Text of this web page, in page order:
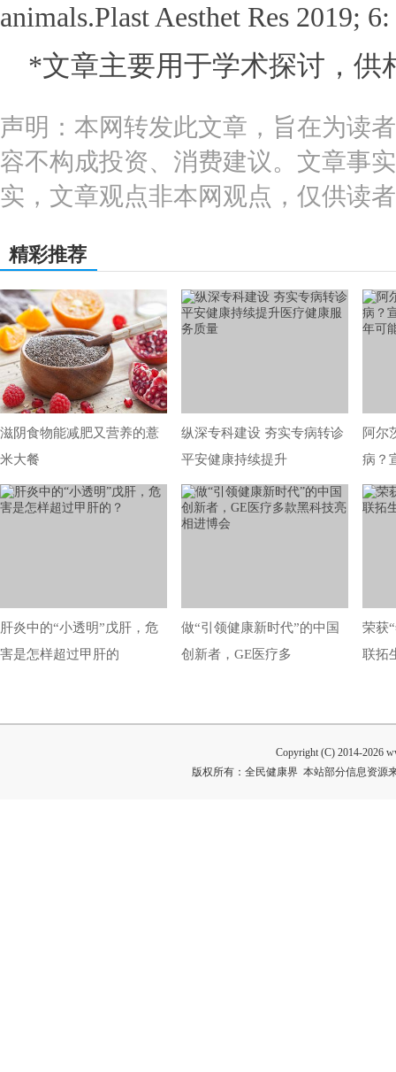
animals.Plast Aesthet Res 2019;
*文章主要用于学术探讨，供
声明：本网转发此文章，旨在为读
容不构成投资、消费建议。文章事
实，文章观点非本网观点，仅供读
精彩推荐
滋阴食物能减肥又营养的薏
米大餐
纵深专科建设 夯实专病转诊
平安健康持续提升
阿尔
病？
肝炎中的“小透明”戊肝，危
害是怎样超过甲肝的
做“引领健康新时代”的中国
创新者，GE医疗多
荣获
联拓
Copyright (C) 2014-2026
版权所有：全民健康界 本站部分信息资源